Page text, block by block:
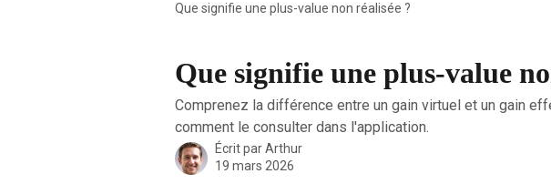
Que signifie une plus-value non réalisée ?
Que signifie une plus-value
Comprenez la différence entre un gain virtuel et un gain
comment le consulter dans l'application.
Écrit parArthur
19 mars 2026